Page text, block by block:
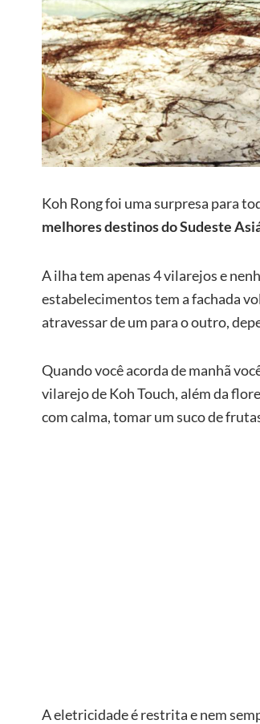
Koh Rong foi uma surpresa para
melhores destinos do Sudeste
A ilha tem apenas 4 vilarejos e
estabelecimentos tem a fachada
atravessar de um para o outro,
Quando você acorda de manhã
vilarejo de Koh Touch, além da
com calma, tomar um suco de
A eletricidade é restrita e nem